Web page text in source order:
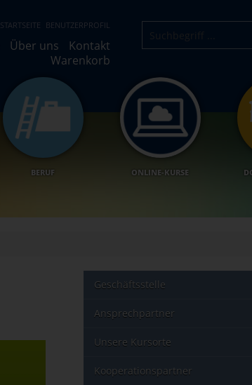
STARTSEITE BENUTZERPROFIL
Über uns
Kontakt
Warenkorb
BERUF ONLINE-KURSE
Geschäftsstelle
Ansprechpartner
Unsere Kursorte
Kooperationspartner